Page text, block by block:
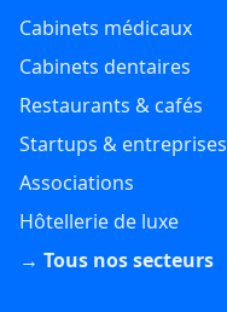
Cabinets médicaux
Cabinets dentaires
Restaurants & cafés
Startups & entreprises
Associations
Hôtellerie de luxe
→ Tous nos secteurs